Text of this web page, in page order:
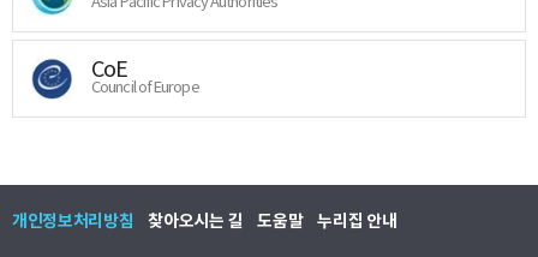
CoE
Council of Europe
개인정보처리방침 찾아오시는 길 도움말 누리집 안내